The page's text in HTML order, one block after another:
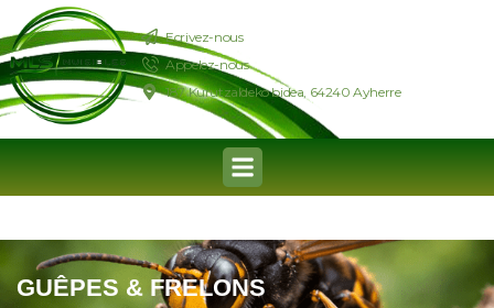
Ecrivez-nous
Appelez-nous
187 Kurutzaldeko bidea, 64240 Ayherre
GUÊPES & FRELONS